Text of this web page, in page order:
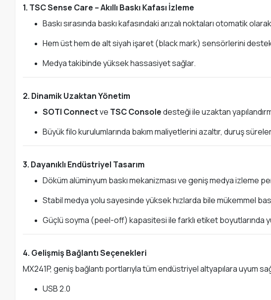
1. TSC Sense Care – Akıllı Baskı Kafası İzleme
Baskı sırasında baskı kafasındaki arızalı noktaları otomatik
Hem üst hem de alt siyah işaret (black mark) sensörlerini
Medya takibinde yüksek hassasiyet sağlar.
2. Dinamik Uzaktan Yönetim
SOTI Connectve TSC Consoledesteği ile uzaktan
Büyük filo kurulumlarında bakım maliyetlerini azaltır, duruş
3. Dayanıklı Endüstriyel Tasarım
Döküm alüminyum baskı mekanizması ve geniş medya izleme
Stabil medya yolu sayesinde yüksek hızlarda bile mükemmel
Güçlü soyma (peel-off) kapasitesi ile farklı etiket boyutlarında
4. Gelişmiş Bağlantı Seçenekleri
MX241P, geniş bağlantı portlarıyla tüm endüstriyel altyapılara uyum
USB 2.0